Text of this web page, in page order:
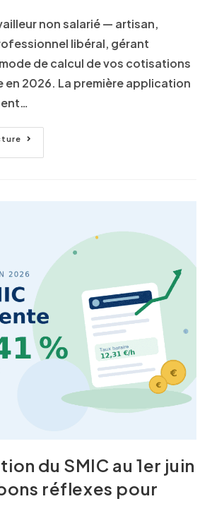
non salarié — artisan,
libéral, gérant
de calcul de vos cotisations
en 2026. La première application
du SMIC au 1er juin
réflexes pour